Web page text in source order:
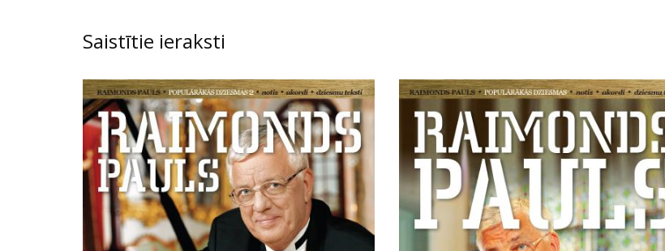
Saistītie ieraksti